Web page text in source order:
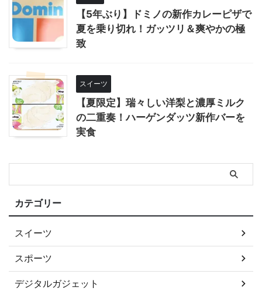
【5年ぶり】ドミノの新作カレーピザで
夏を乗り切れ！ガッツリ＆爽やかの極
致
スイーツ
【夏限定】瑞々しい洋梨と濃厚ミルク
の二重奏！ハーゲンダッツ新作バーを
実食
カテゴリー
スイーツ
スポーツ
デジタルガジェット